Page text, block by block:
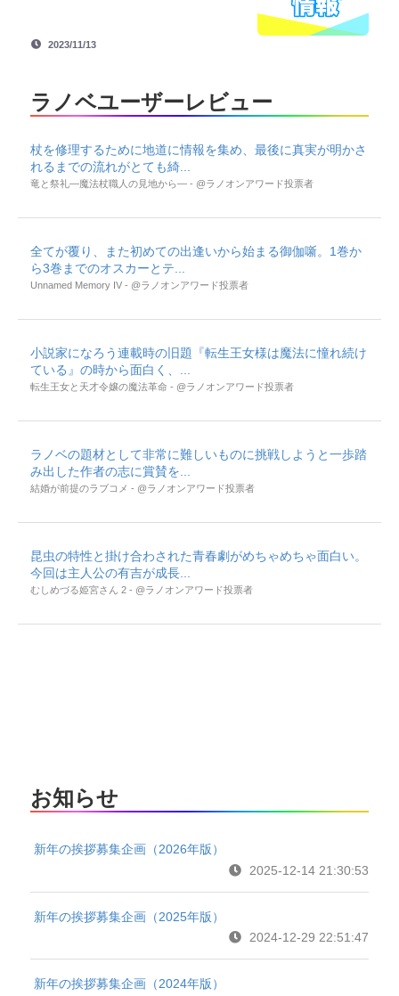
2023/11/13
ラノベユーザーレビュー
杖を修理するために地道に情報を集め、最後に真実が明かさ
れるまでの流れがとても綺...
竜と祭礼―魔法杖職人の見地から― - @ラノオンアワード投票者
全てが覆り、また初めての出逢いから始まる御伽噺。1巻か
ら3巻までのオスカーとテ...
Unnamed Memory IV - @ラノオンアワード投票者
小説家になろう連載時の旧題『転生王女様は魔法に憧れ続け
ている』の時から面白く、...
転生王女と天才令嬢の魔法革命 - @ラノオンアワード投票者
ラノベの題材として非常に難しいものに挑戦しようと一歩踏
み出した作者の志に賞賛を...
結婚が前提のラブコメ - @ラノオンアワード投票者
昆虫の特性と掛け合わされた青春劇がめちゃめちゃ面白い。
今回は主人公の有吉が成長...
むしめづる姫宮さん 2 - @ラノオンアワード投票者
お知らせ
新年の挨拶募集企画（2026年版）
2025-12-14 21:30:53
新年の挨拶募集企画（2025年版）
2024-12-29 22:51:47
新年の挨拶募集企画（2024年版）